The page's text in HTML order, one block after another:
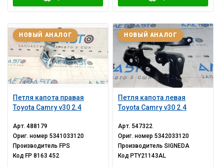
Петля капота правая
Toyota Camry v30 2.4
НОВЫЙ АНАЛОГ
Арт.488179
Ориг. номер5341033120
Производитель FPS
Код FP 8163 452
Петля капота левая
Toyota Camry v30 2.4
НОВЫЙ АНАЛОГ
Арт.547322
Ориг. номер5342033120
ПроизводительSIGNEDA
Код PTY21143AL